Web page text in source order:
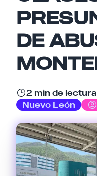
DE
2 min de lectura
Nuevo León
Nombre
Email